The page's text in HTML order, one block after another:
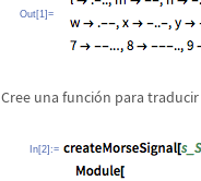
Out[1]=
Cree una función para
In[2]:=